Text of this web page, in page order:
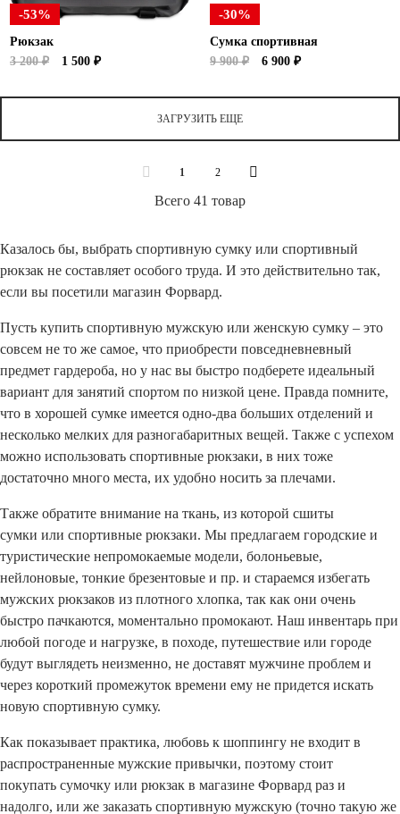
-53%
Рюкзак
3 200 ₽
1 500 ₽
-30%
Сумка спортивная
9 900 ₽
6 900 ₽
ЗАГРУЗИТЬ ЕЩЕ
1 2
Всего 41 товар
Казалось бы, выбрать спортивную сумку или спортивный
рюкзак не составляет особого труда. И это действительно так,
если вы посетили магазин Форвард.
Пусть купить спортивную мужскую или женскую сумку – это
совсем не то же самое, что приобрести повседневневный
предмет гардероба, но у нас вы быстро подберете идеальный
вариант для занятий спортом по низкой цене. Правда помните,
что в хорошей сумке имеется одно-два больших отделений и
несколько мелких для разногабаритных вещей. Также с успехом
можно использовать спортивные рюкзаки, в них тоже
достаточно много места, их удобно носить за плечами.
Также обратите внимание на ткань, из которой сшиты
сумки или спортивные рюкзаки. Мы предлагаем городские и
туристические непромокаемые модели, болоньевые,
нейлоновые, тонкие брезентовые и пр. и стараемся избегать
мужских рюкзаков из плотного хлопка, так как они очень
быстро пачкаются, моментально промокают. Наш инвентарь при
любой погоде и нагрузке, в походе, путешествие или городе
будут выглядеть неизменно, не доставят мужчине проблем и
через короткий промежуток времени ему не придется искать
новую спортивную сумку.
Как показывает практика, любовь к шоппингу не входит в
распространенные мужские привычки, поэтому стоит
покупать сумочку или рюкзак в магазине Форвард раз и
надолго, или же заказать спортивную мужскую (точно такую же